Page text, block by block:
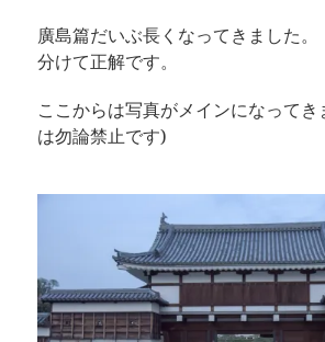
廣島篇だいぶ長くなってきました。
分けて正解です。
ここからは写真がメインになって
は勿論禁止です)